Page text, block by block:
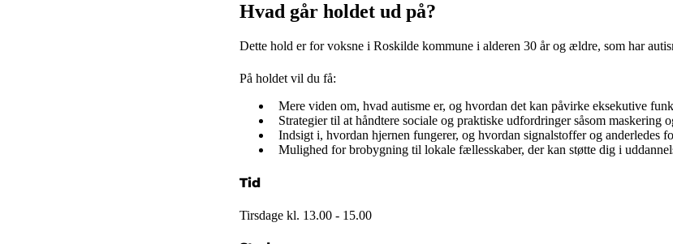
Hvad går holdet ud på?
Dette hold er for voksne i Roskilde kommune i alderen 30 år og ældre, som har
På holdet vil du få:
Mere viden om, hvad autisme er, og hvordan det kan påvirke eksekutive
Strategier til at håndtere sociale og praktiske udfordringer såsom maskering
Indsigt i, hvordan hjernen fungerer, og hvordan signalstoffer og anderledes
Mulighed for brobygning til lokale fællesskaber, der kan støtte dig i
Tid
Tirsdage kl. 13.00 - 15.00